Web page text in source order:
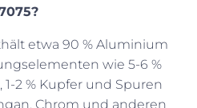
etwa 90 % Aluminium
wie 5-6 %
1-2 % Kupfer und Spuren
Chrom und anderen